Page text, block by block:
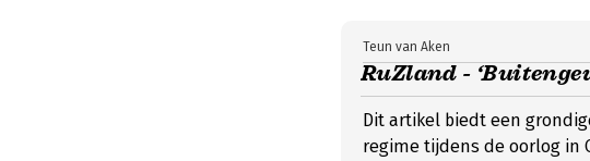
RuZland -
Teun van Aken
Dit artikel biedt een
regime tijdens de oorlog in